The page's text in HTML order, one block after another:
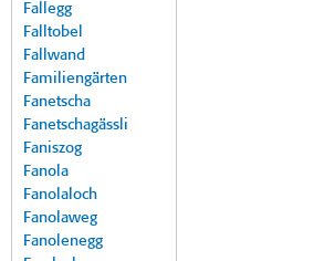
Fallegg
Falltobel
Fallwand
Familiengärten
Fanetscha
Fanetschagässli
Faniszog
Fanola
Fanolaloch
Fanolaweg
Fanolenegg